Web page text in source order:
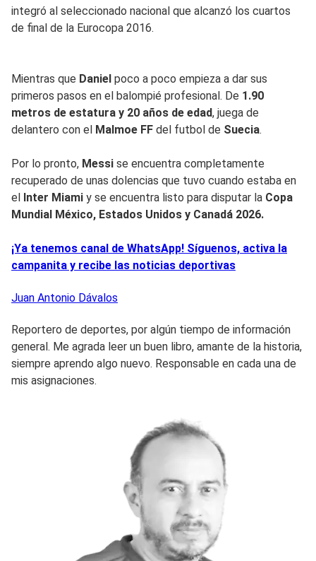
integró al seleccionado nacional que alcanzó los cuartos
de final de la Eurocopa 2016.
Mientras que Daniel poco a poco empieza a dar sus
primeros pasos en el balompié profesional. De 1.90
metros de estatura y 20 años de edad, juega de
delantero con el Malmoe FF del futbol de Suecia.
Por lo pronto, Messi se encuentra completamente
recuperado de unas dolencias que tuvo cuando estaba en
el Inter Miami y se encuentra listo para disputar la Copa
Mundial México, Estados Unidos y Canadá 2026.
¡Ya tenemos canal de WhatsApp! Síguenos, activa la
campanita y recibe las noticias deportivas
Juan Antonio Dávalos
Reportero de deportes, por algún tiempo de información
general. Me agrada leer un buen libro, amante de la historia,
siempre aprendo algo nuevo. Responsable en cada una de
mis asignaciones.